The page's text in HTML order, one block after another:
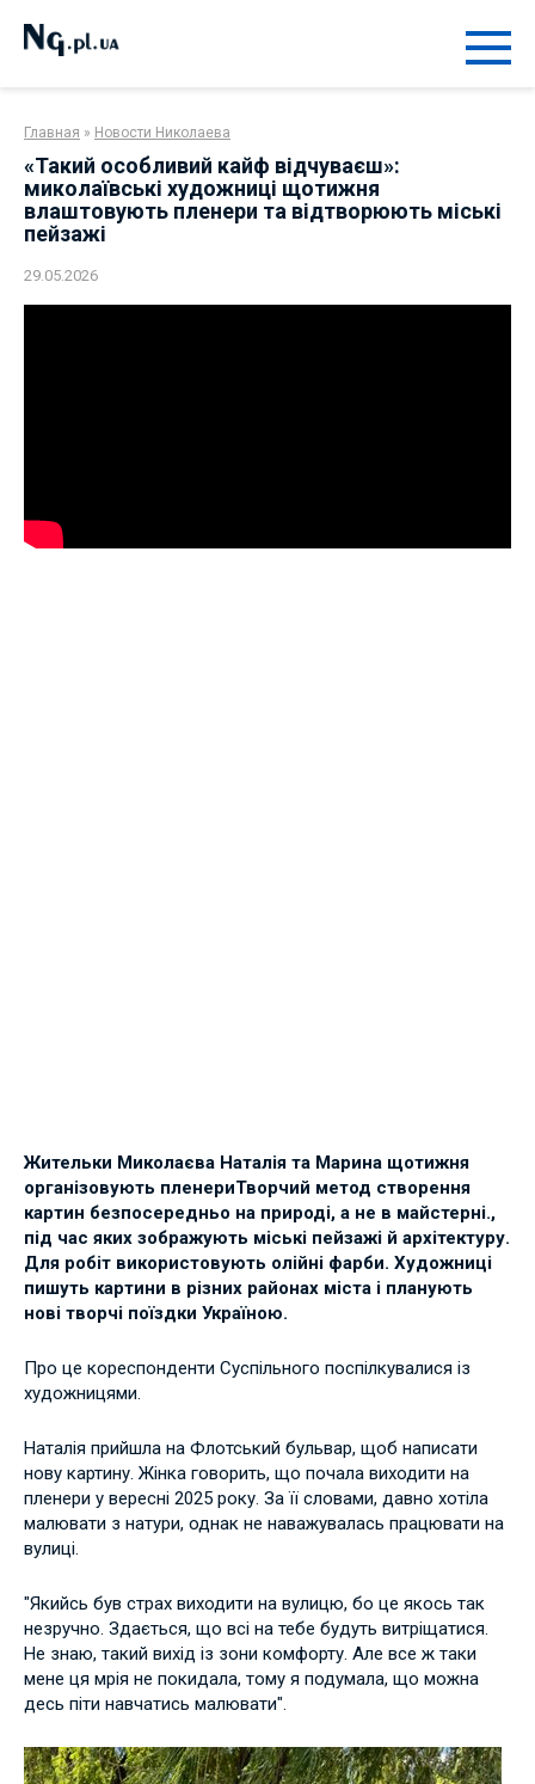
контенту
Главная » Новости Николаева
«Такий особливий кайф відчуваєш»:
миколаївські художниці щотижня
влаштовують пленери та відтворюють міські
пейзажі
29.05.2026
Жительки Миколаєва Наталія та Марина щотижня
організовують пленериТворчий метод створення
картин безпосередньо на природі, а не в майстерні.,
під час яких зображують міські пейзажі й архітектуру.
Для робіт використовують олійні фарби. Художниці
пишуть картини в різних районах міста і планують
нові творчі поїздки Україною.
Про це кореспонденти Суспільного поспілкувалися із
художницями.
Наталія прийшла на Флотський бульвар, щоб написати
нову картину. Жінка говорить, що почала виходити на
пленери у вересні 2025 року. За її словами, давно хотіла
малювати з натури, однак не наважувалась працювати на
вулиці.
"Якийсь був страх виходити на вулицю, бо це якось так
незручно. Здається, що всі на тебе будуть витріщатися.
Не знаю, такий вихід із зони комфорту. Але все ж таки
мене ця мрія не покидала, тому я подумала, що можна
десь піти навчатись малювати".